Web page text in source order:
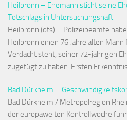
Heilbronn – Ehemann sticht seine
Totschlags in Untersuchungshaft
Heilbronn (ots) – Polizeibeamte
Heilbronn einen 76 Jahre alten
Verdacht steht, seiner 72-jährigen
zugefügt zu haben. Ersten
Bad Dürkheim –
Bad Dürkheim / Metropolregion
der europaweiten Kontrollwoche